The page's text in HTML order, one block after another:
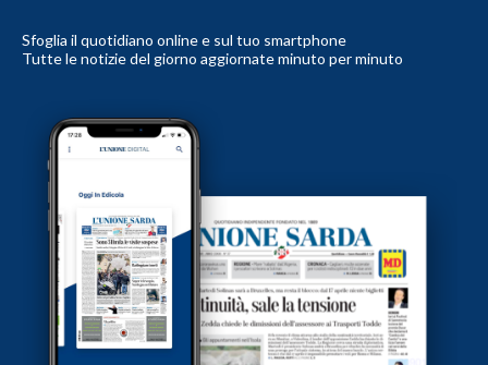
Sfoglia il quotidiano online e sul tuo smartphone
Tutte le notizie del giorno aggiornate minuto per minuto